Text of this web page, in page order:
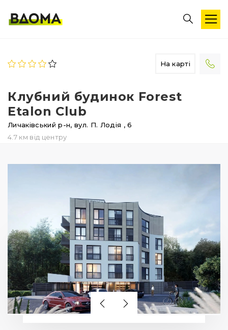
На карті
Клубний будинок Forest
Etalon Club
Личаківський р-н, вул. П. Лодія , 6
4.7 км від центру